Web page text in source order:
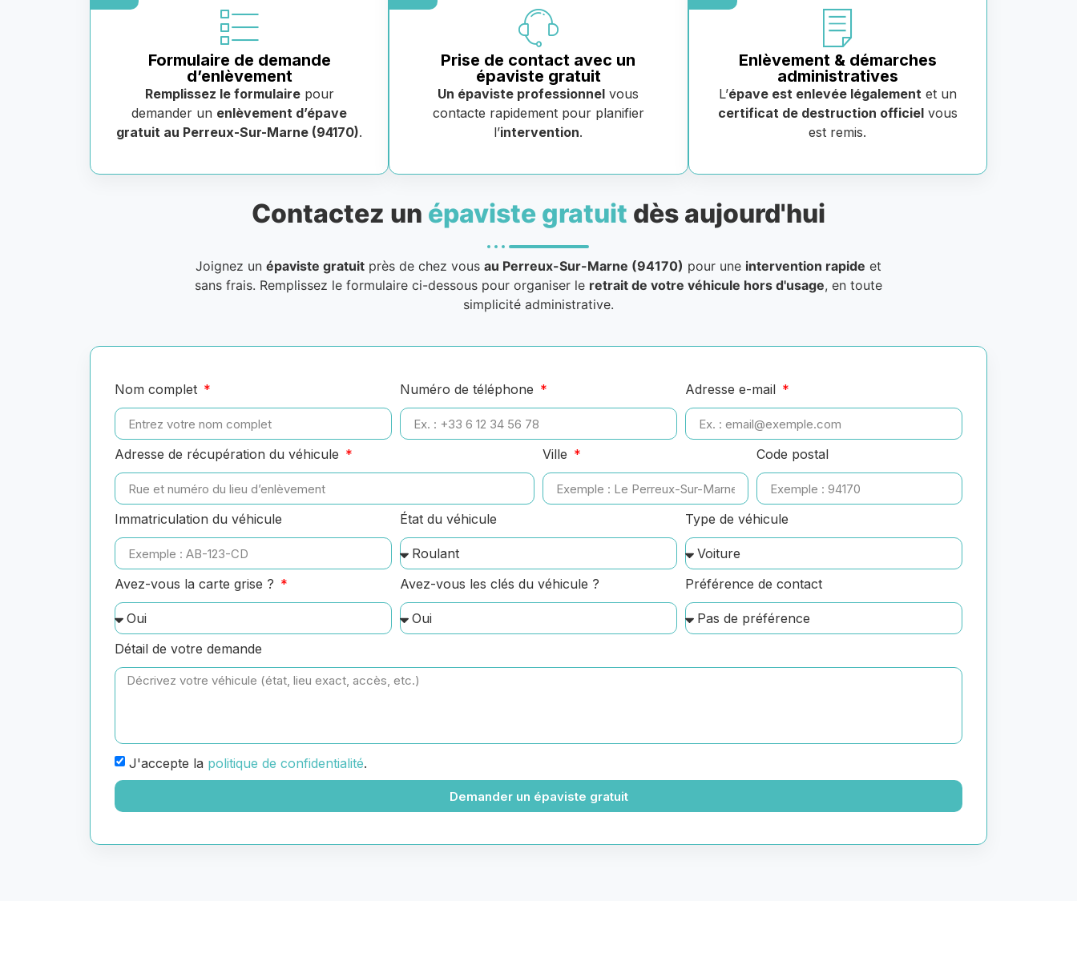
Formulaire de demande
d’enlèvement
Remplissez le formulairepour
demander un enlèvement d’épave
gratuit au Perreux-Sur-Marne (94170).
Prise de contact avec un
épaviste gratuit
Un épaviste professionnel vous
contacte rapidement pour planifier
l’intervention.
Enlèvement & démarches
administratives
L’épave est enlevée légalementet un
certificat de destruction officielvous
est remis.
Contactez un épaviste gratuit dès aujourd'hui
Joignez un épaviste gratuit près de chez vous au Perreux-Sur-Marne (94170) pour une intervention rapide et
sans frais. Remplissez le formulaire ci-dessous pour organiser le retrait de votre véhicule hors d'usage, en toute
simplicité administrative.
Nom complet Numéro de téléphone Adresse e-mail
Adresse de récupération du véhicule Ville Code postal
Immatriculation du véhicule État du véhicule Type de véhicule
Avez-vous la carte grise ? Avez-vous les clés du véhicule ? Préférence de contact
Détail de votre demande
J'accepte la politique de confidentialité.
Demander un épaviste gratuit